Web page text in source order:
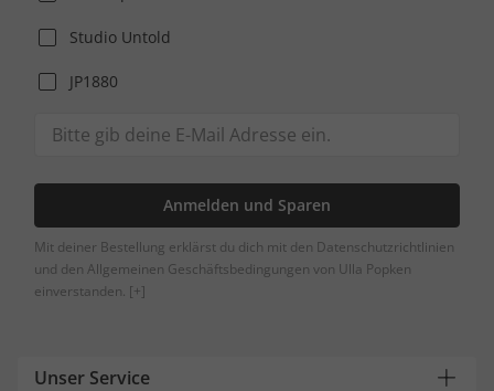
Studio Untold
JP1880
Anmelden und Sparen
Mit deiner Bestellung erklärst du dich mit den Datenschutzrichtlinien
und den Allgemeinen Geschäftsbedingungen von Ulla Popken
einverstanden. [+]
Unser Service